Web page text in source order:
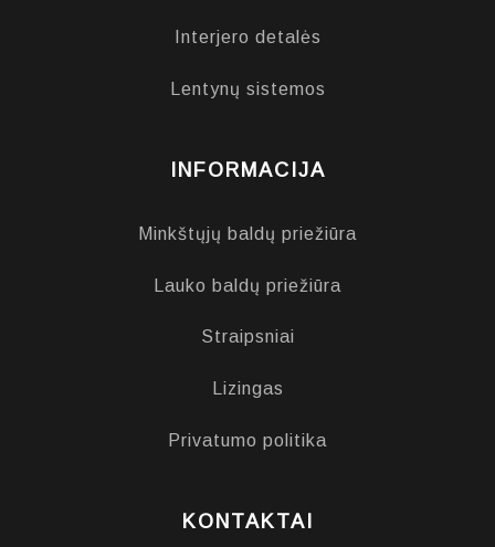
Interjero detalės
Lentynų sistemos
INFORMACIJA
Minkštųjų baldų priežiūra
Lauko baldų priežiūra
Straipsniai
Lizingas
Privatumo politika
KONTAKTAI